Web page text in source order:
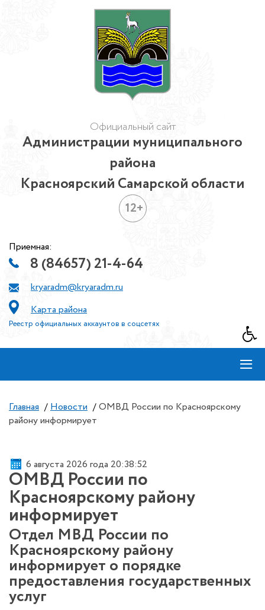
Официальный сайт
Администрации муниципального
района
Красноярский Самарской области
12+
Приемная:
8 (84657) 21-4-64
kryaradm@kryaradm.ru
Карта района
Реестр официальных аккаунтов в соцсетях
≡
Главная / Новости / ОМВД России по Красноярскому
району информирует
6 августа 2026 года 20:38:52
ОМВД России по
Красноярскому району
информирует
Отдел МВД России по
Красноярскому району
информирует о порядке
предоставления государственных
услуг